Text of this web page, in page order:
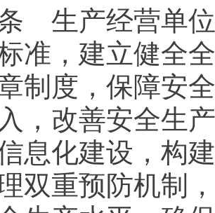
生产经营单
准，建立健全
制度，保障安
，改善安全生
息化建设，构
双重预防机制